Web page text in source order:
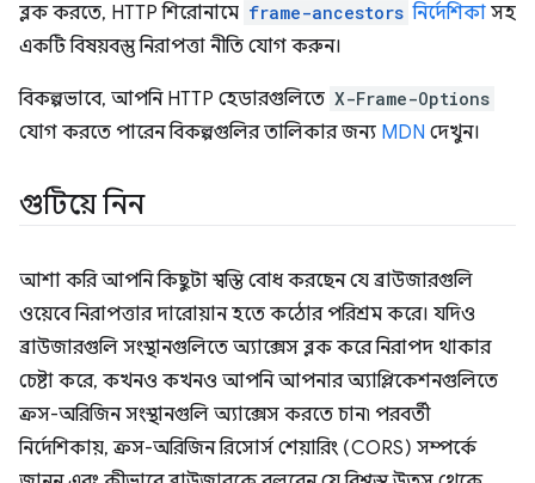
ব্লক করতে, HTTP শিরোনামে frame-ancestors নির্দেশিকা সহ
একটি বিষয়বস্তু নিরাপত্তা নীতি যোগ করুন।
বিকল্পভাবে, আপনি HTTP হেডারগুলিতে X-Frame-Options
যোগ করতে পারেন বিকল্পগুলির তালিকার জন্য MDN দেখুন।
গুটিয়ে নিন
আশা করি আপনি কিছুটা স্বস্তি বোধ করছেন যে ব্রাউজারগুলি
ওয়েবে নিরাপত্তার দারোয়ান হতে কঠোর পরিশ্রম করে। যদিও
ব্রাউজারগুলি সংস্থানগুলিতে অ্যাক্সেস ব্লক করে নিরাপদ থাকার
চেষ্টা করে, কখনও কখনও আপনি আপনার অ্যাপ্লিকেশনগুলিতে
ক্রস-অরিজিন সংস্থানগুলি অ্যাক্সেস করতে চান৷ পরবর্তী
নির্দেশিকায়, ক্রস-অরিজিন রিসোর্স শেয়ারিং (CORS) সম্পর্কে